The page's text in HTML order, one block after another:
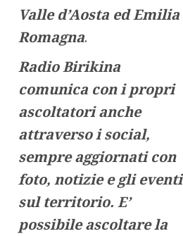
Valle d’Aosta ed Emilia
Romagna.
Radio Birikina
comunica con i propri
ascoltatori anche
attraverso i social,
sempre aggiornati con
foto, notizie e gli eventi
sul territorio. E’
possibile ascoltare la